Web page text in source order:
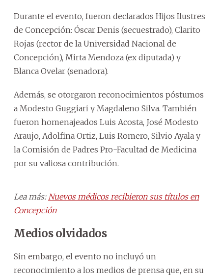
Durante el evento, fueron declarados Hijos Ilustres
de Concepción: Óscar Denis (secuestrado), Clarito
Rojas (rector de la Universidad Nacional de
Concepción), Mirta Mendoza (ex diputada) y
Blanca Ovelar (senadora).
Además, se otorgaron reconocimientos póstumos
a Modesto Guggiari y Magdaleno Silva. También
fueron homenajeados Luis Acosta, José Modesto
Araujo, Adolfina Ortiz, Luis Romero, Silvio Ayala y
la Comisión de Padres Pro-Facultad de Medicina
por su valiosa contribución.
Lea más: Nuevos médicos recibieron sus títulos en
Concepción
Medios olvidados
Sin embargo, el evento no incluyó un
reconocimiento a los medios de prensa que, en su